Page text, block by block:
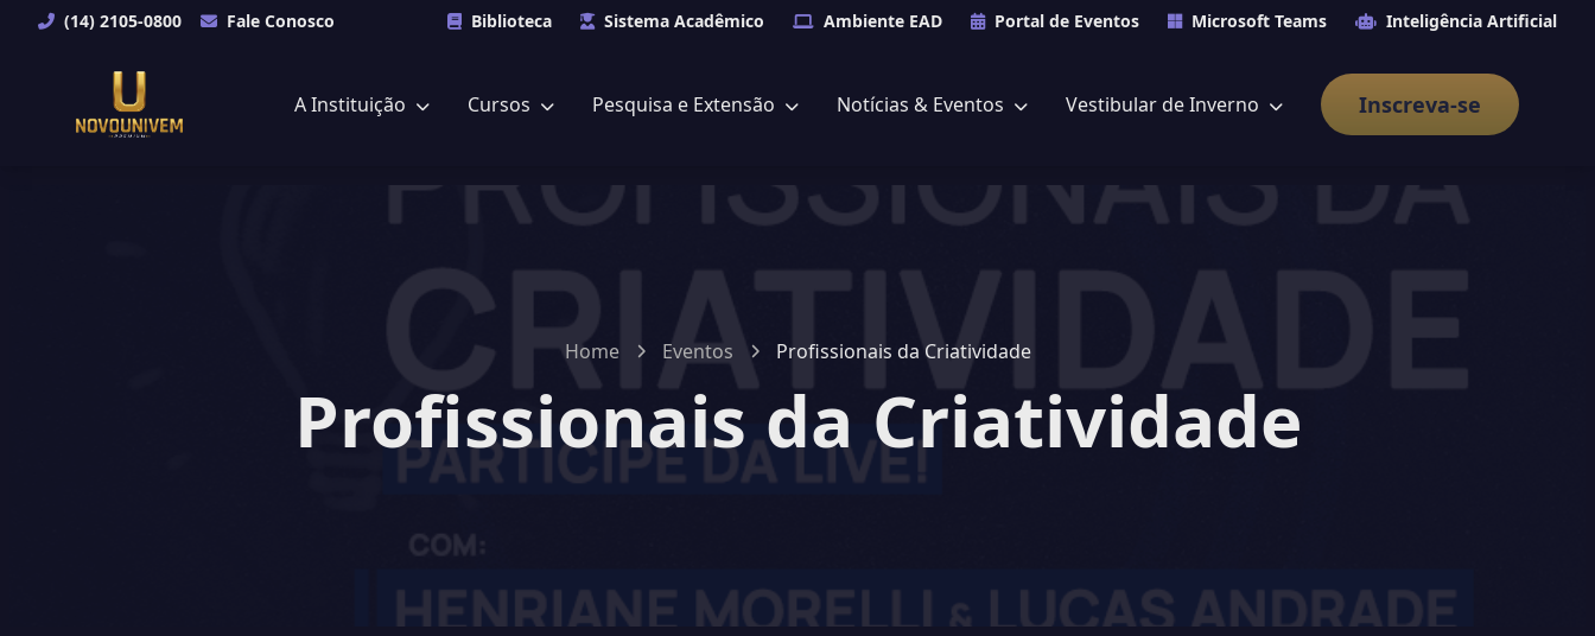
(14) 2105-0800 Fale Conosco Biblioteca Sistema Acadêmico Ambiente EAD Portal de Eventos Microsoft Teams Inteligência Artificial
A Instituição Cursos Pesquisa e Extensão Notícias & Eventos Vestibular de Inverno Inscreva-se
Home Eventos Profissionais da Criatividade
Profissionais da Criatividade